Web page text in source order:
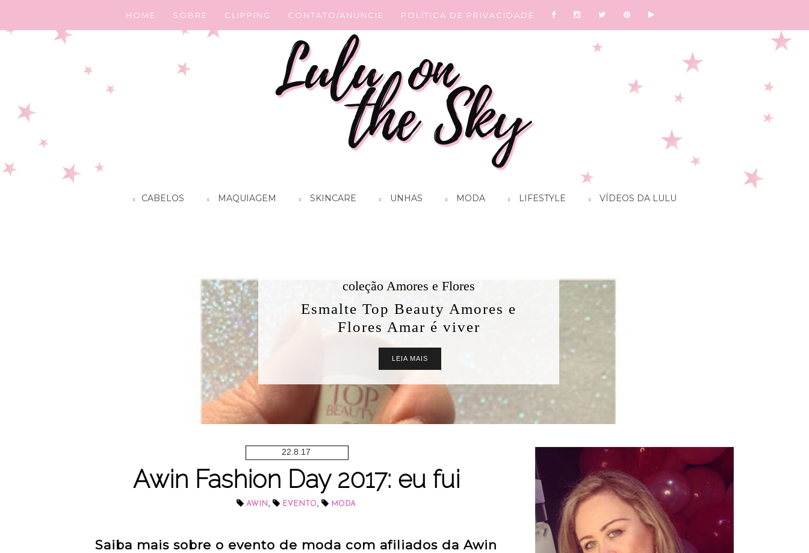
HOME SOBRE CLIPPING CONTATO/ANUNCIE POLÍTICA DE PRIVACIDADE
CABELOS MAQUIAGEM SKINCARE UNHAS MODA LIFESTYLE VÍDEOS DA LULU
coleção Amores e Flores
Esmalte Top Beauty Amores e
Flores Amar é viver
LEIA MAIS
22.8.17
Awin Fashion Day 2017: eu fui
AWIN EVENTO MODA
Saiba mais sobre o evento de moda com afiliados da Awin